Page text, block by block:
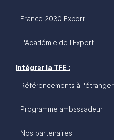
France 2030 Export
L'Académie de l'Export
Intégrer la TFE :
Référencements à l'étranger
Programme ambassadeur
Nos partenaires